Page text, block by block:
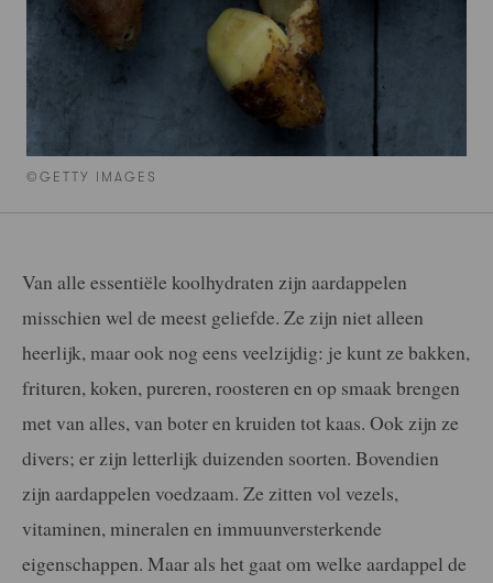
©GETTY IMAGES
Van alle essentiële koolhydraten zijn aardappelen
misschien wel de meest geliefde. Ze zijn niet alleen
heerlijk, maar ook nog eens veelzijdig: je kunt ze bakken,
frituren, koken, pureren, roosteren en op smaak brengen
met van alles, van boter en kruiden tot kaas. Ook zijn ze
divers; er zijn letterlijk duizenden soorten. Bovendien
zijn aardappelen voedzaam. Ze zitten vol vezels,
vitaminen, mineralen en immuunversterkende
eigenschappen. Maar als het gaat om welke aardappel de